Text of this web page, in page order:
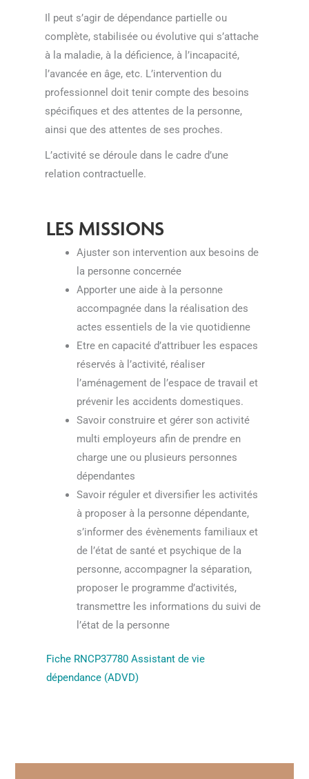
Il peut s’agir de dépendance partielle ou
complète, stabilisée ou évolutive qui s’attache
à la maladie, à la déficience, à l’incapacité,
l’avancée en âge, etc. L’intervention du
professionnel doit tenir compte des besoins
spécifiques et des attentes de la personne,
ainsi que des attentes de ses proches.
L’activité se déroule dans le cadre d’une
relation contractuelle.
LES MISSIONS
Ajuster son intervention aux besoins de
la personne concernée
Apporter une aide à la personne
accompagnée dans la réalisation des
actes essentiels de la vie quotidienne
Etre en capacité d’attribuer les espaces
réservés à l’activité, réaliser
l’aménagement de l’espace de travail et
prévenir les accidents domestiques.
Savoir construire et gérer son activité
multi employeurs afin de prendre en
charge une ou plusieurs personnes
dépendantes
Savoir réguler et diversifier les activités
à proposer à la personne dépendante,
s’informer des évènements familiaux et
de l’état de santé et psychique de la
personne, accompagner la séparation,
proposer le programme d’activités,
transmettre les informations du suivi de
l’état de la personne
Fiche RNCP37780 Assistant de vie
dépendance (ADVD)